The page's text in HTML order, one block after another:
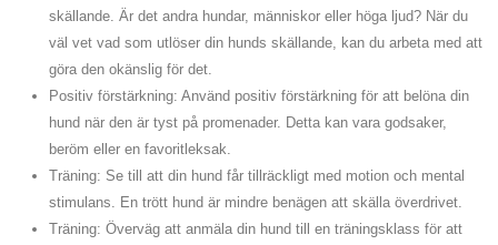
skällande. Är det andra hundar, människor eller höga ljud? När du
väl vet vad som utlöser din hunds skällande, kan du arbeta med att
göra den okänslig för det.
Positiv förstärkning: Använd positiv förstärkning för att belöna din
hund när den är tyst på promenader. Detta kan vara godsaker,
beröm eller en favoritleksak.
Träning: Se till att din hund får tillräckligt med motion och mental
stimulans. En trött hund är mindre benägen att skälla överdrivet.
Träning: Överväg att anmäla din hund till en träningsklass för att